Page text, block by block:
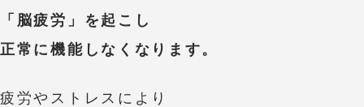
「脳疲労」を起こし
正常に機能しなくなります。
疲労やストレスにより